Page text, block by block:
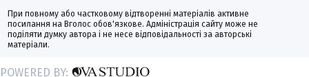
При повному або частковому відтворенні матеріалів активне
посилання на Вголос обов'язкове. Адміністрація сайту може не
поділяти думку автора і не несе відповідальності за авторські
матеріали.
POWERED BY: